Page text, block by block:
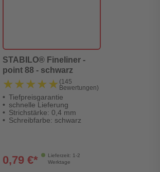
STABILO® Fineliner -
point 88 - schwarz
★★★★★
★★★★★ (145
Bewertungen)
Tiefpreisgarantie
schnelle Lieferung
Strichstärke: 0,4 mm
Schreibfarbe: schwarz
Lieferzeit: 1-2
Werktage
0,79 €*